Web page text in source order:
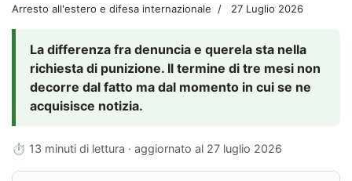
Arresto all'estero e difesa internazionale 27 Luglio 2026
La differenza fra denuncia e querela sta nella
richiesta di punizione. Il termine di tre mesi non
decorre dal fatto ma dal momento in cui se ne
acquisisce notizia.
⏱ 13 minuti di lettura · aggiornato al 27 luglio 2026